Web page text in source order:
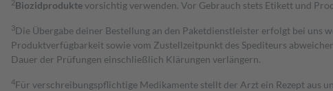
2Biozidproduktevorsichtig verwenden. Vor Gebrauch stets Etikett und
3Die Übergabe deiner Bestellung an den Paketdienstleister erfolgt bei uns
Produktverfügbarkeit sowie vom Zustellzeitpunkt des Spediteurs
Dauer der Prüfungen einschließlich Klärungen verlängern.
4Für verschreibungspflichtige Medikamente stellt der Arzt ein Rezept aus